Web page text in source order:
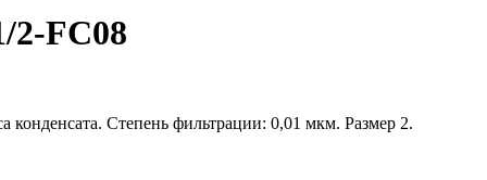
2-FC08
конденсата. Степень фильтрации: 0,01 мкм. Размер 2.